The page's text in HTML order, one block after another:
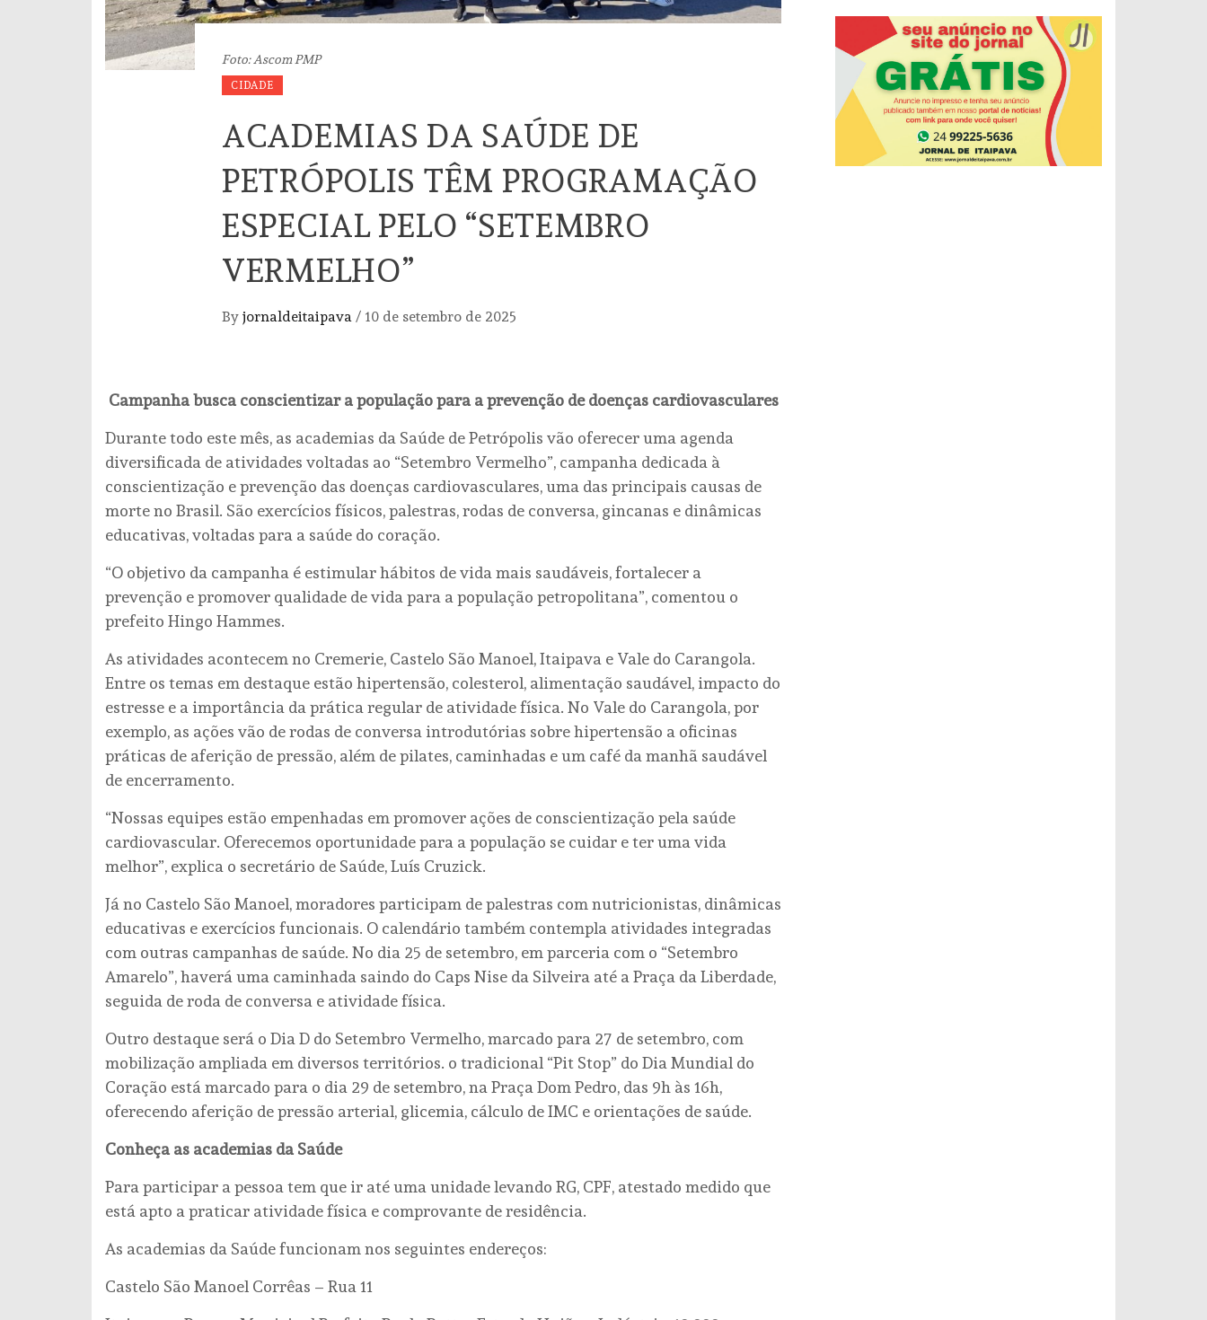
Foto: Ascom PMP
CIDADE
ACADEMIAS DA SAÚDE DE
PETRÓPOLIS TÊM PROGRAMAÇÃO
ESPECIAL PELO “SETEMBRO
VERMELHO”
By jornaldeitaipava / 10 de setembro de 2025
Campanha busca conscientizar a população para a prevenção de doenças cardiovasculares
Durante todo este mês, as academias da Saúde de Petrópolis vão oferecer uma agenda
diversificada de atividades voltadas ao “Setembro Vermelho”, campanha dedicada à
conscientização e prevenção das doenças cardiovasculares, uma das principais causas de
morte no Brasil. São exercícios físicos, palestras, rodas de conversa, gincanas e dinâmicas
educativas, voltadas para a saúde do coração.
“O objetivo da campanha é estimular hábitos de vida mais saudáveis, fortalecer a
prevenção e promover qualidade de vida para a população petropolitana”, comentou o
prefeito Hingo Hammes.
As atividades acontecem no Cremerie, Castelo São Manoel, Itaipava e Vale do Carangola.
Entre os temas em destaque estão hipertensão, colesterol, alimentação saudável, impacto do
estresse e a importância da prática regular de atividade física. No Vale do Carangola, por
exemplo, as ações vão de rodas de conversa introdutórias sobre hipertensão a oficinas
práticas de aferição de pressão, além de pilates, caminhadas e um café da manhã saudável
de encerramento.
“Nossas equipes estão empenhadas em promover ações de conscientização pela saúde
cardiovascular. Oferecemos oportunidade para a população se cuidar e ter uma vida
melhor”, explica o secretário de Saúde, Luís Cruzick.
Já no Castelo São Manoel, moradores participam de palestras com nutricionistas, dinâmicas
educativas e exercícios funcionais. O calendário também contempla atividades integradas
com outras campanhas de saúde. No dia 25 de setembro, em parceria com o “Setembro
Amarelo”, haverá uma caminhada saindo do Caps Nise da Silveira até a Praça da Liberdade,
seguida de roda de conversa e atividade física.
Outro destaque será o Dia D do Setembro Vermelho, marcado para 27 de setembro, com
mobilização ampliada em diversos territórios. o tradicional “Pit Stop” do Dia Mundial do
Coração está marcado para o dia 29 de setembro, na Praça Dom Pedro, das 9h às 16h,
oferecendo aferição de pressão arterial, glicemia, cálculo de IMC e orientações de saúde.
Conheça as academias da Saúde
Para participar a pessoa tem que ir até uma unidade levando RG, CPF, atestado medido que
está apto a praticar atividade física e comprovante de residência.
As academias da Saúde funcionam nos seguintes endereços:
Castelo São Manoel Corrêas – Rua 11